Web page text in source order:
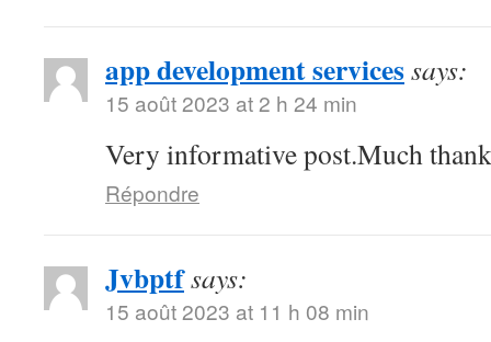
app development servicessays:
15 août 2023 at 2 h 24 min
Very informative post.Much
Répondre
Jvbptfsays:
15 août 2023 at 11 h 08 min